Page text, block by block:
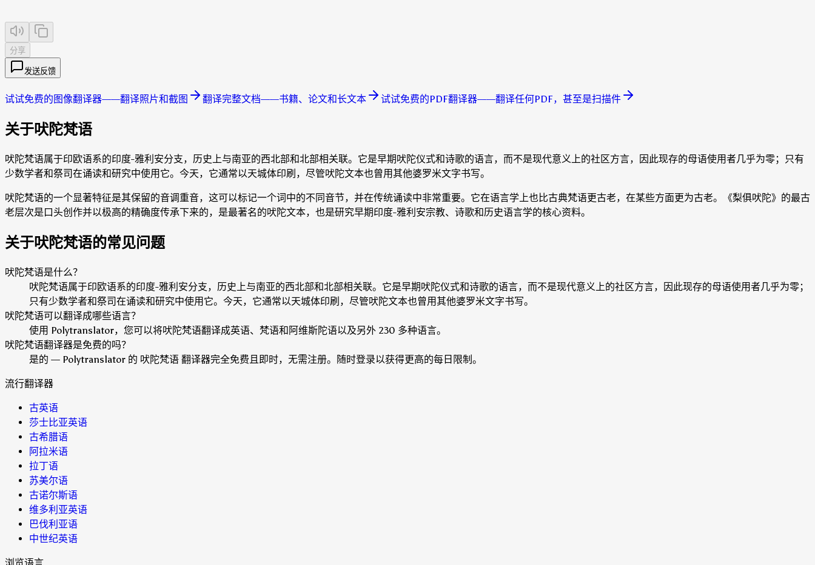
分享
发送反馈
试试免费的图像翻译器——翻译照片和截图 翻译完整文档——书籍、论文和长文本 试试免费的PDF翻译器——翻译任何PDF，甚至是扫描件
关于吠陀梵语
吠陀梵语属于印欧语系的印度-雅利安分支，历史上与南亚的西北部和北部相关联。它是早期吠陀仪式和诗歌的语言，而不是现代意义上的社区方言，因此现存的母语使用者几乎为零；只有
少数学者和祭司在诵读和研究中使用它。今天，它通常以天城体印刷，尽管吠陀文本也曾用其他婆罗米文字书写。
吠陀梵语的一个显著特征是其保留的音调重音，这可以标记一个词中的不同音节，并在传统诵读中非常重要。它在语言学上也比古典梵语更古老，在某些方面更为古老。《梨俱吠陀》的最古
老层次是口头创作并以极高的精确度传承下来的，是最著名的吠陀文本，也是研究早期印度-雅利安宗教、诗歌和历史语言学的核心资料。
关于吠陀梵语的常见问题
吠陀梵语是什么？
吠陀梵语属于印欧语系的印度-雅利安分支，历史上与南亚的西北部和北部相关联。它是早期吠陀仪式和诗歌的语言，而不是现代意义上的社区方言，因此现存的母语使用者几乎为零；
只有少数学者和祭司在诵读和研究中使用它。今天，它通常以天城体印刷，尽管吠陀文本也曾用其他婆罗米文字书写。
吠陀梵语可以翻译成哪些语言？
使用 Polytranslator，您可以将吠陀梵语翻译成英语、梵语和阿维斯陀语以及另外 230 多种语言。
吠陀梵语翻译器是免费的吗？
是的 — Polytranslator 的 吠陀梵语 翻译器完全免费且即时，无需注册。随时登录以获得更高的每日限制。
流行翻译器
古英语
莎士比亚英语
古希腊语
阿拉米语
拉丁语
苏美尔语
古诺尔斯语
维多利亚英语
巴伐利亚语
中世纪英语
浏览语言